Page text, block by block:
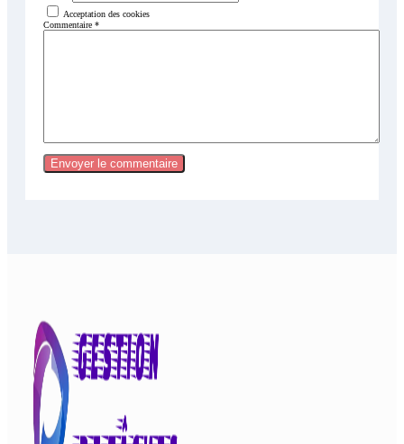
Acceptation des cookies
Commentaire *